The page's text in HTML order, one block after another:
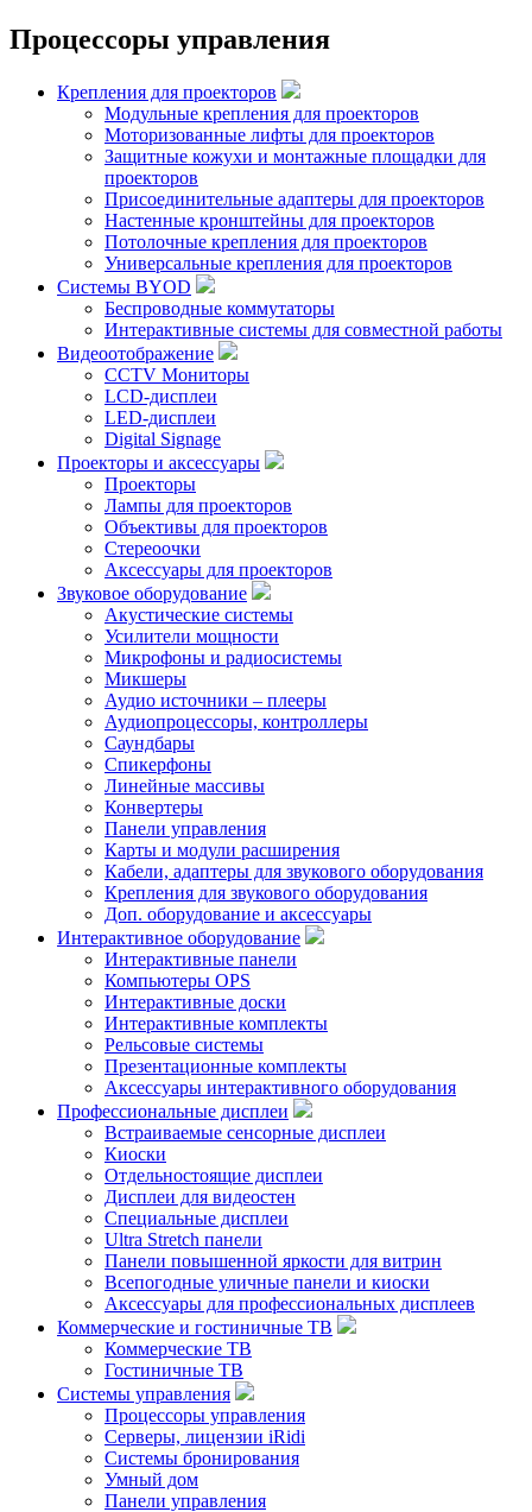
Процессоры управления
Крепления для проекторов
Модульные крепления для проекторов
Моторизованные лифты для проекторов
Защитные кожухи и монтажные площадки для
проекторов
Присоединительные адаптеры для проекторов
Настенные кронштейны для проекторов
Потолочные крепления для проекторов
Универсальные крепления для проекторов
Системы BYOD
Беспроводные коммутаторы
Интерактивные системы для совместной работы
Видеоотображение
CCTV Мониторы
LCD-дисплеи
LED-дисплеи
Digital Signage
Проекторы и аксессуары
Проекторы
Лампы для проекторов
Объективы для проекторов
Стереоочки
Аксессуары для проекторов
Звуковое оборудование
Акустические системы
Усилители мощности
Микрофоны и радиосистемы
Микшеры
Аудио источники – плееры
Аудиопроцессоры, контроллеры
Саундбары
Спикерфоны
Линейные массивы
Конвертеры
Панели управления
Карты и модули расширения
Кабели, адаптеры для звукового оборудования
Крепления для звукового оборудования
Доп. оборудование и аксессуары
Интерактивное оборудование
Интерактивные панели
Компьютеры OPS
Интерактивные доски
Интерактивные комплекты
Рельсовые системы
Презентационные комплекты
Аксессуары интерактивного оборудования
Профессиональные дисплеи
Встраиваемые сенсорные дисплеи
Киоски
Отдельностоящие дисплеи
Дисплеи для видеостен
Специальные дисплеи
Ultra Stretch панели
Панели повышенной яркости для витрин
Всепогодные уличные панели и киоски
Аксессуары для профессиональных дисплеев
Коммерческие и гостиничные ТВ
Коммерческие ТВ
Гостиничные ТВ
Системы управления
Процессоры управления
Серверы, лицензии iRidi
Системы бронирования
Умный дом
Панели управления